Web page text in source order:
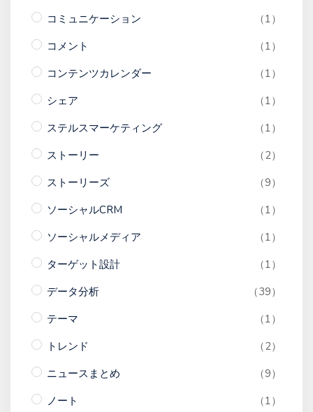
コミュニケーション
（1）
コメント
（1）
コンテンツカレンダー
（1）
シェア
（1）
ステルスマーケティング
（1）
ストーリー
（2）
ストーリーズ
（9）
ソーシャルCRM
（1）
ソーシャルメディア
（1）
ターゲット設計
（1）
データ分析
（39）
テーマ
（1）
トレンド
（2）
ニュースまとめ
（9）
ノート
（1）